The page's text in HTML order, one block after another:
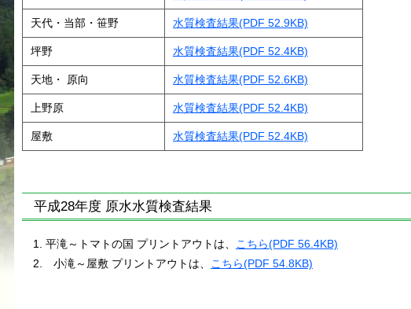
天代・当部・笹野 水質検査結果(PDF 52.9KB)
坪野 水質検査結果(PDF 52.4KB)
天地・ 原向 水質検査結果(PDF 52.6KB)
上野原 水質検査結果(PDF 52.4KB)
屋敷 水質検査結果(PDF 52.4KB)
平成28年度 原水水質検査結果
平滝～トマトの国 プリントアウトは、
こちら(PDF 56.4KB)
小滝～屋敷 プリントアウトは、
こちら(PDF 54.8KB)